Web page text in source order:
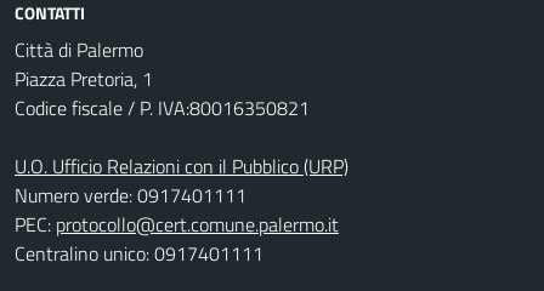
CONTATTI
Città di Palermo
Piazza Pretoria, 1
Codice fiscale / P. IVA:80016350821
U.O. Ufficio Relazioni con il Pubblico (URP)
Numero verde: 0917401111
PEC: protocollo@cert.comune.palermo.it
Centralino unico: 0917401111